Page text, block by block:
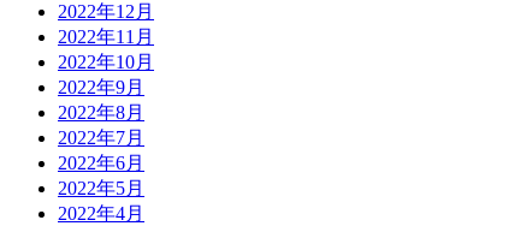
2022年12月
2022年11月
2022年10月
2022年9月
2022年8月
2022年7月
2022年6月
2022年5月
2022年4月